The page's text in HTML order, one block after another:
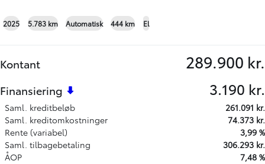
2025 5.783 km Automatisk 444 km El
Kontant 289.900 kr.
Finansiering 3.190 kr.
Saml. kreditbeløb
261.091 kr.
Saml. kreditomkostninger
74.373 kr.
Rente (variabel)
3,99 %
Saml. tilbagebetaling
306.293 kr.
ÅOP
7,48 %